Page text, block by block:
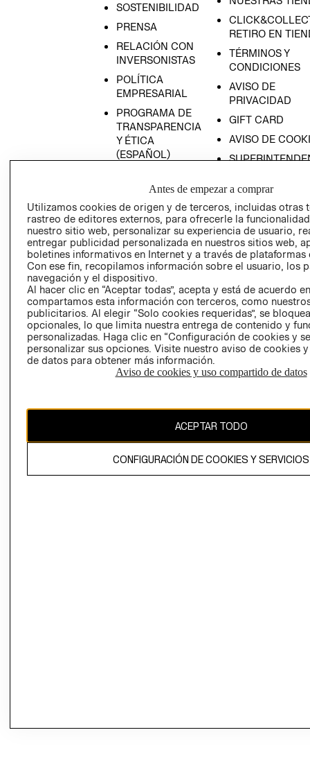
SOSTENIBILIDAD
PRENSA
RELACIÓN CON
INVERSONISTAS
POLÍTICA
EMPRESARIAL
PROGRAMA DE
TRANSPARENCIA
Y ÉTICA
(ESPAÑOL)
TRANSPARENCIA
Y ÉTICA (INGLÉS)
RETIRO EN
TÉRMINOS Y
CONDICIONES
AVISO DE
PRIVACIDAD
GIFT CARD
AVISO DE
COMERCIO - SIC
PETICIONES
QUEJAS Y
RECLAMOS
Colombia ($)
CAMBIAR REGIÓN
propiedad de H&M Hennes & Mauritz AB.
Antes de empezar a comprar
Utilizamos cookies de origen y de terceros, incluidas otras
rastreo de editores externos, para ofrecerle la
nuestro sitio web, personalizar su experiencia de usuario,
entregar publicidad personalizada en nuestros sitios web,
boletines informativos en Internet y a través de plataformas
Con ese fin, recopilamos información sobre el usuario, los
navegación y el dispositivo.
Al hacer clic en “Aceptar todas”, acepta y está de acuerdo
compartamos esta información con terceros, como
publicitarios. Al elegir “Solo cookies requeridas”, se
opcionales, lo que limita nuestra entrega de contenido y
personalizadas. Haga clic en “Configuración de cookies y
personalizar sus opciones. Visite nuestro aviso de cookies
de datos para obtener más información.
Aviso de cookies y uso compartido de datos
ACEPTAR TODO
CONFIGURACIÓN DE COOKIES Y SERVICIOS